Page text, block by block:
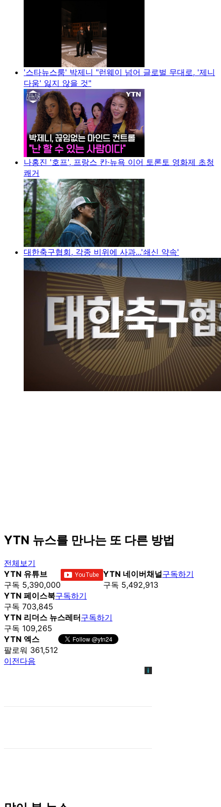
'스타뉴스룸' 박제니 "런웨이 넘어 글로벌 무대로, '제니
다움' 잃지 않을 것"
나홍진 '호프', 프랑스 칸·뉴욕 이어 토론토 영화제 초청
쾌거
대한축구협회, 각종 비위에 사과...'쇄신 약속'
YTN 뉴스를 만나는 또 다른 방법
전체보기
YTN 유튜브
구독 5,390,000
YTN 네이버채널
구독 5,492,913
구독하기
YTN 페이스북
구독 703,845
구독하기
YTN 리더스 뉴스레터
구독 109,265
구독하기
YTN 엑스
팔로워 361,512
이전다음